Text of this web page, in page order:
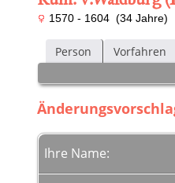
1570 - 1604 (34 Jahre)
Person Vorfahren
Ihre Name: